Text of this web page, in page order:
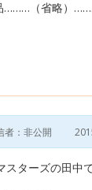
………（省略）
者：非公開
スターズの田中で